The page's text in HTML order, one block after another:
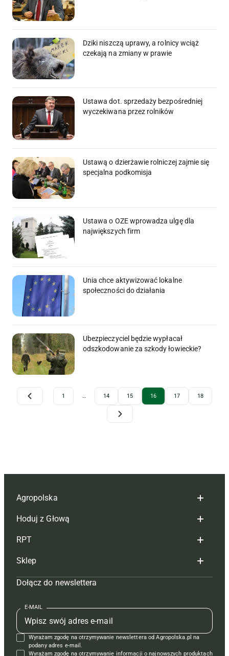
Dziki niszczą uprawy, a rolnicy wciąż
czekają na zmiany w prawie
Ustawa dot. sprzedaży bezpośredniej
wyczekiwana przez rolników
Ustawą o dzierżawie rolniczej zajmie się
specjalna podkomisja
Ustawa o OZE wprowadza ulgę dla
największych firm
Unia chce aktywizować lokalne
społeczności do działania
Ubezpieczyciel będzie wypłacał
odszkodowanie za szkody łowieckie?
Archive Pagination
1 … 14 15 16 17 18
Agropolska
Redakcja
Reklama
Tagi
Mapa serwisu
Kontakt
Regulamin
Polityka prywatności
Hoduj z Głową
Hoduj z głową bydło
Hoduj z głową świnie
Prenumerata
Redakcja
Kontakt
Reklama
RPT
Redakcja
Prenumerata
Reklama
Kontakt
Krzyżówki
Sklep
Czasopisma i prenumerata
Książki
Regulamin
Dołącz do newslettera
E-MAIL
Wyrażam zgodę na otrzymywanie newslettera od Agropolska.pl na
podany adres e-mail.
Wyrażam zgodę na otrzymywanie informacji o najnowszych produktach